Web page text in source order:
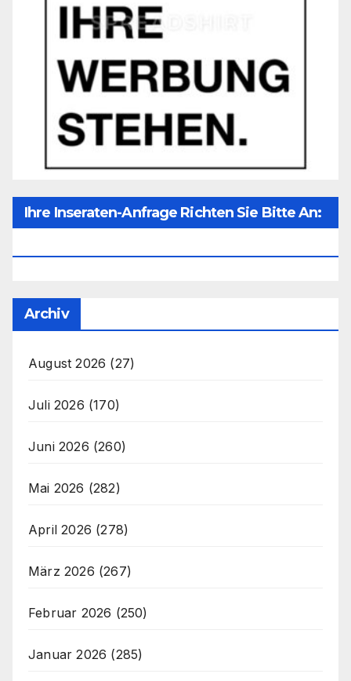
Ihre Inseraten-Anfrage Richten Sie Bitte An:
Archiv
August 2026 (27)
Juli 2026 (170)
Juni 2026 (260)
Mai 2026 (282)
April 2026 (278)
März 2026 (267)
Februar 2026 (250)
Januar 2026 (285)